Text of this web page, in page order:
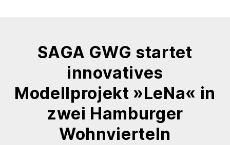
SAGA GWG startet
innovatives
Modellprojekt »LeNa« in
zwei Hamburger
Wohnvierteln